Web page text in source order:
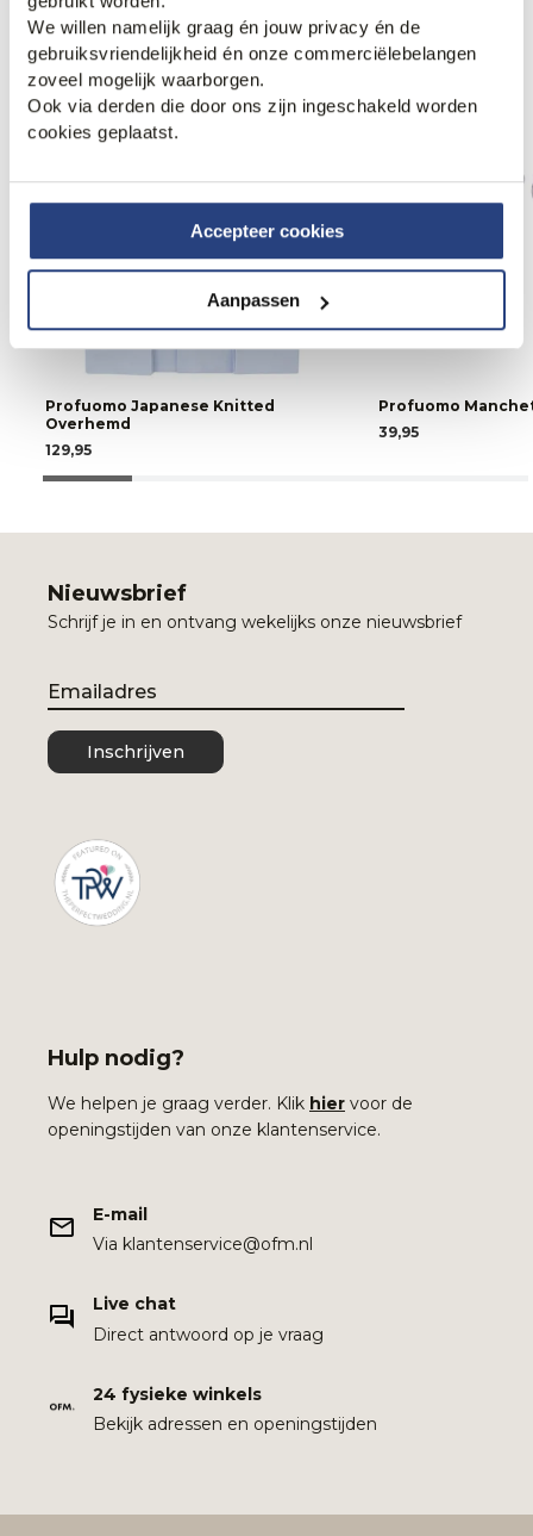
We willen namelijk graag én jouw privacy én de
gebruiksvriendelijkheid én onze commerciëlebelangen
zoveel mogelijk waarborgen.
Ook via derden die door ons zijn ingeschakeld worden
cookies geplaatst.
Accepteer cookies
Aanpassen
Strijkvrij.
Profuomo Japanese Knitted
Overhemd
129,95
Profuomo
39,95
Nieuwsbrief
Schrijf je in en ontvang wekelijks onze nieuwsbrief
Email
Inschrijven
Hulp nodig?
We helpen je graag verder. Klik hier voor de
openingstijden van onze klantenservice.
E-mail
Via klantenservice@ofm.nl
Live chat
Direct antwoord op je vraag
24 fysieke winkels
Bekijk adressen en openingstijden